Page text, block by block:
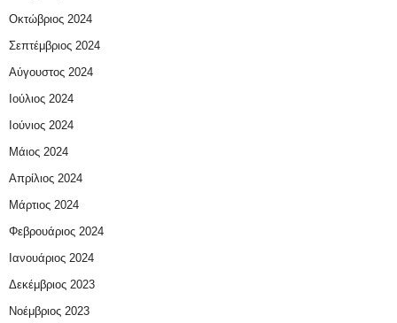
Οκτώβριος 2024
Σεπτέμβριος 2024
Αύγουστος 2024
Ιούλιος 2024
Ιούνιος 2024
Μάιος 2024
Απρίλιος 2024
Μάρτιος 2024
Φεβρουάριος 2024
Ιανουάριος 2024
Δεκέμβριος 2023
Νοέμβριος 2023